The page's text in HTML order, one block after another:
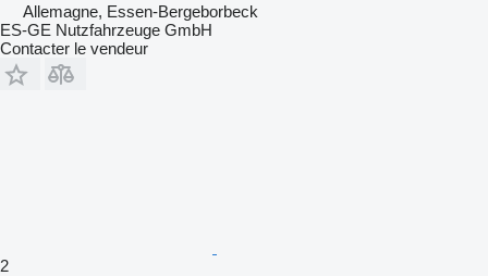
Allemagne, Essen-Bergeborbeck
ES-GE Nutzfahrzeuge GmbH
Contacter le vendeur
2